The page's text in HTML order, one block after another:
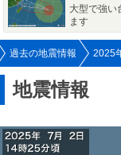
大型で強い
ます
過去の地震情報 2025
地震情報